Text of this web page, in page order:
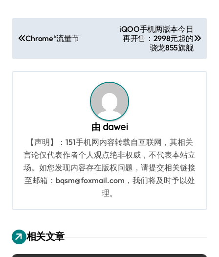
章
导
航
Chrome“流量节
iQOO手机两版本今日
再开售：2998元起的
骁龙855旗舰
由 dawei
【声明】：151手机网内容转载自互联网，其相关
言论仅代表作者个人观点绝非权威，不代表本站立
场。如您发现内容存在版权问题，请提交相关链接
至邮箱：bqsm@foxmail.com，我们将及时予以处
理。
相关文章